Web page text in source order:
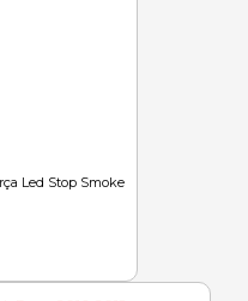
Led Stop Smoke